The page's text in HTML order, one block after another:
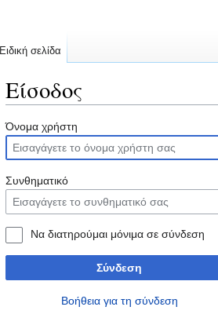
Είσοδος
Μετάβαση
στην
πλοήγηση
Πήδηση
στην
αναζήτηση
Όνομα χρήστη
Συνθηματικό
Να διατηρούμαι μόνιμα σε σύνδεση
Σύνδεση
Βοήθεια για τη σύνδεση
Ειδική σελίδα